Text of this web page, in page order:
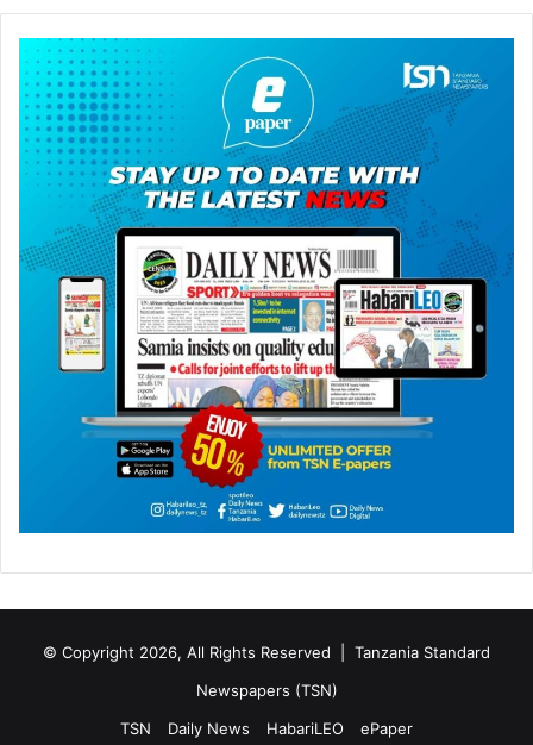
© Copyright 2026, All Rights Reserved | Tanzania Standard
Newspapers (TSN)
TSN
Daily News HabariLEO ePaper